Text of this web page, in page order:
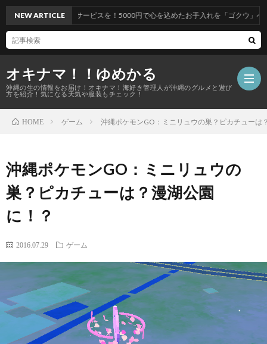
オキナマ！！ゆめかる
沖縄の生の情報をお届け！オキナマ！海好き管理人が沖縄のグルメと遊び
方を紹介！気になる天気や服装もチェック！
ッ
NEW ARTICLE
スを！5000円で心を込めたお手入れを「ゴクウ」へ
HOME ゲーム 沖縄ポケモンGO：ミニリュウの巣？ピカチューは
沖縄ポケモンGO：ミニリュウの
巣？ピカチューは？漫湖公園
に！？
2016.07.29 ゲーム